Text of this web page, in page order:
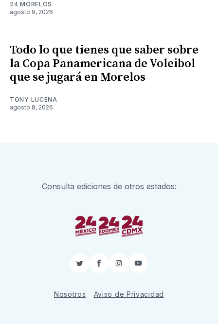
24 MORELOS
agosto 9, 2026
Todo lo que tienes que saber sobre
la Copa Panamericana de Voleibol
que se jugará en Morelos
TONY LUCENA
agosto 8, 2026
Consulta ediciones de otros estados:
TwitterFacebook
InstagramYouTube
Nosotros Aviso de Privacidad